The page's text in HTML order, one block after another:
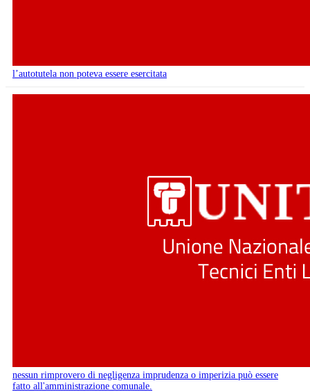
l’autotutela non poteva essere esercitata
nessun rimprovero di negligenza imprudenza o imperizia può essere
fatto all'amministrazione comunale.